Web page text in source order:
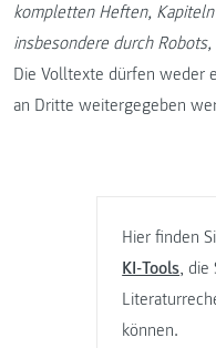
Hier finden
KI-Tools, die
können.
kompletten Heften,
insbesondere durch
Die Volltexte dürfen weder
an Dritte weitergegeben